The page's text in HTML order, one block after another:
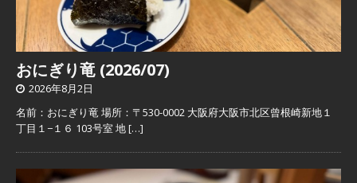
おにぎり竜 (2026/07)
2026年8月2日
名前：おにぎり竜 場所：〒530-0002 大阪府大阪市北区曾根崎新地１
丁目１−１６ 103号室 地[…]